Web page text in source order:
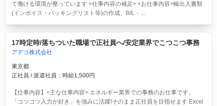
て働ける環境が整っています <仕事内容の補足> <お仕事内容>輸出入書類
(インボイス・パッキングリスト等)の作成、B/L・...
17時定時/落ちついた職場で正社員へ/安定業界でこつこつ事務
アデコ株式会社
東京都
正社員 / 派遣社員：時給1,500円
【仕事内容】<主な仕事内容> エネルギー業界での事務のお仕事です。
「コツコツ入力が好き」を強みに活躍!そのまま正社員を目指せます Excel